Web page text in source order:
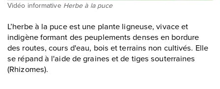
Vidéo informative Herbe à la puce
L’herbe à la puce est une plante ligneuse, vivace et
indigène formant des peuplements denses en bordure
des routes, cours d'eau, bois et terrains non cultivés. Elle
se répand à l'aide de graines et de tiges souterraines
(Rhizomes).